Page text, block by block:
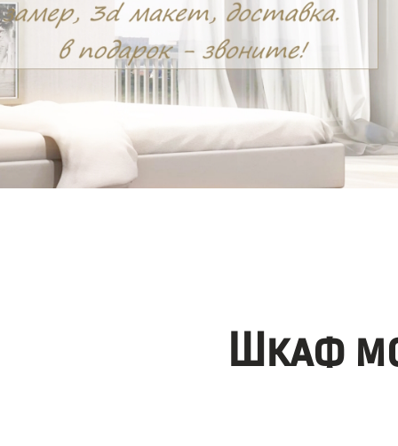
Шкаф